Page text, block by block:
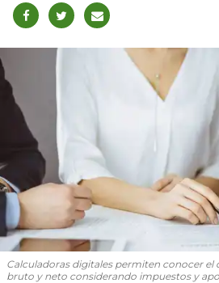
Calculadoras digitales permiten conocer el
bruto y neto considerando impuestos y